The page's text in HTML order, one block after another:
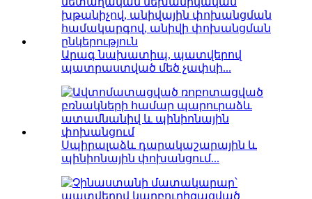
Արագ նախատիպ, պատվերով
պատրաստված մեծ չափսի...
Սպիրալաձև դարակաշարային և
պինիոնային փոխանցում...